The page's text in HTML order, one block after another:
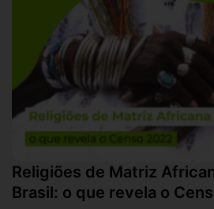
Religiões de Matriz
Brasil: o que revela o